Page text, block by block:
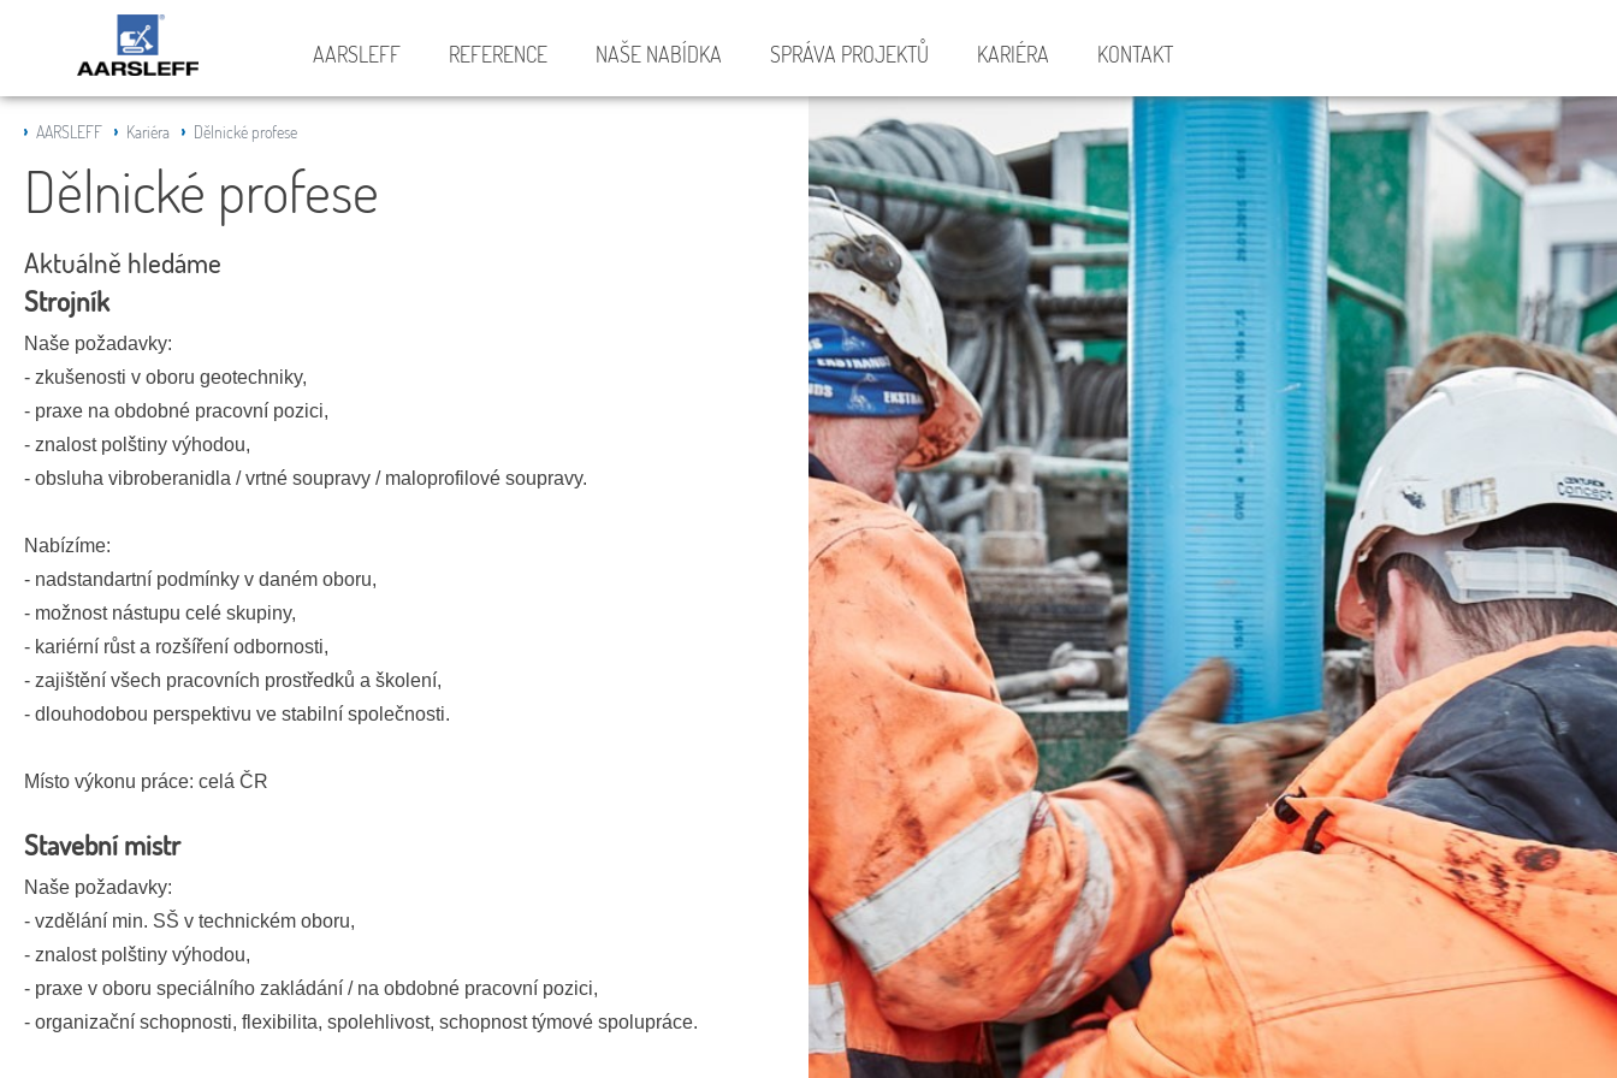
AARSLEFF REFERENCE NAŠE NABÍDKA SPRÁVA PROJEKTŮ KARIÉRA KONTAKT
AARSLEFF Kariéra Dělnické profese
Dělnické profese
Aktuálně hledáme
Strojník
Naše požadavky:
- zkušenosti v oboru geotechniky,
- praxe na obdobné pracovní pozici,
- znalost polštiny výhodou,
- obsluha vibroberanidla / vrtné soupravy / maloprofilové soupravy.
Nabízíme:
- nadstandartní podmínky v daném oboru,
- možnost nástupu celé skupiny,
- kariérní růst a rozšíření odbornosti,
- zajištění všech pracovních prostředků a školení,
- dlouhodobou perspektivu ve stabilní společnosti.
Místo výkonu práce: celá ČR
Stavební mistr
Naše požadavky:
- vzdělání min. SŠ v technickém oboru,
- znalost polštiny výhodou,
- praxe v oboru speciálního zakládání / na obdobné pracovní pozici,
- organizační schopnosti, flexibilita, spolehlivost, schopnost týmové spolupráce.